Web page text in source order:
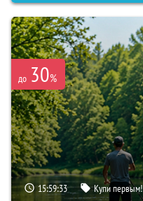
до 30%
15:59:32 Купи первым!